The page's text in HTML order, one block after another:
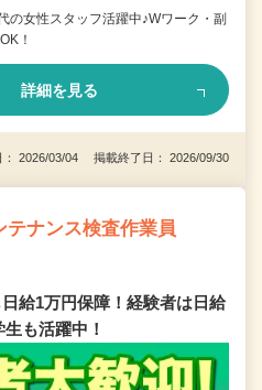
の女性スタッフ活躍中♪Wワーク・副
！
詳細を見る
： 2026/03/04 掲載終了日： 2026/09/30
テナンス検査作業員
給1万円保障！経験者は日給
も活躍中！